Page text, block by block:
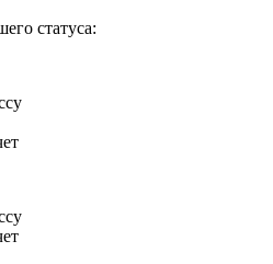
статуса: